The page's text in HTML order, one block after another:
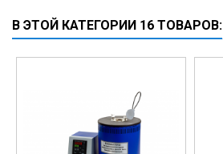
В ЭТОЙ КАТЕГОРИИ 16 ТОВАРОВ: